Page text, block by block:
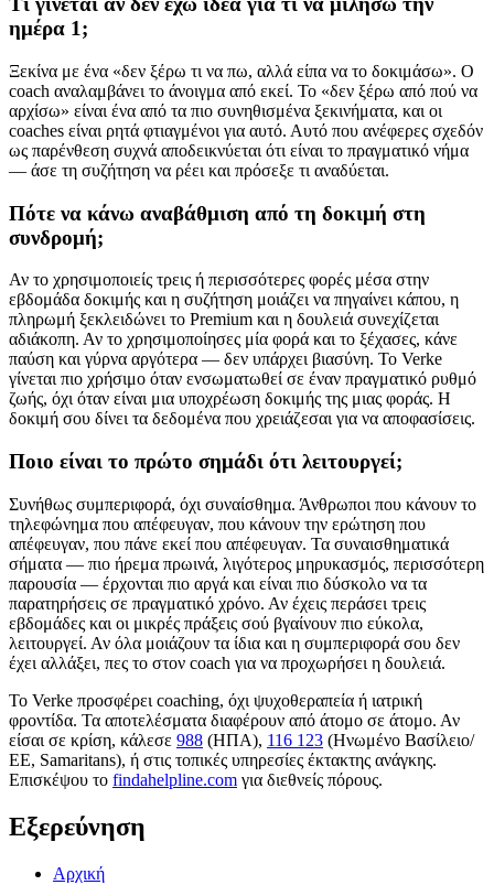
ημέρα 1;
Ξεκίνα με ένα «δεν ξέρω τι να πω, αλλά είπα να το δοκιμάσω». Ο
coach αναλαμβάνει το άνοιγμα από εκεί. Το «δεν ξέρω από πού να
αρχίσω» είναι ένα από τα πιο συνηθισμένα ξεκινήματα, και οι
coaches είναι ρητά φτιαγμένοι για αυτό. Αυτό που ανέφερες σχεδόν
ως παρένθεση συχνά αποδεικνύεται ότι είναι το πραγματικό νήμα
— άσε τη συζήτηση να ρέει και πρόσεξε τι αναδύεται.
Πότε να κάνω αναβάθμιση από τη δοκιμή στη
συνδρομή;
Αν το χρησιμοποιείς τρεις ή περισσότερες φορές μέσα στην
εβδομάδα δοκιμής και η συζήτηση μοιάζει να πηγαίνει κάπου, η
πληρωμή ξεκλειδώνει το Premium και η δουλειά συνεχίζεται
αδιάκοπη. Αν το χρησιμοποίησες μία φορά και το ξέχασες, κάνε
παύση και γύρνα αργότερα — δεν υπάρχει βιασύνη. Το Verke
γίνεται πιο χρήσιμο όταν ενσωματωθεί σε έναν πραγματικό ρυθμό
ζωής, όχι όταν είναι μια υποχρέωση δοκιμής της μιας φοράς. Η
δοκιμή σου δίνει τα δεδομένα που χρειάζεσαι για να αποφασίσεις.
Ποιο είναι το πρώτο σημάδι ότι λειτουργεί;
Συνήθως συμπεριφορά, όχι συναίσθημα. Άνθρωποι που κάνουν το
τηλεφώνημα που απέφευγαν, που κάνουν την ερώτηση που
απέφευγαν, που πάνε εκεί που απέφευγαν. Τα συναισθηματικά
σήματα — πιο ήρεμα πρωινά, λιγότερος μηρυκασμός, περισσότερη
παρουσία — έρχονται πιο αργά και είναι πιο δύσκολο να τα
παρατηρήσεις σε πραγματικό χρόνο. Αν έχεις περάσει τρεις
εβδομάδες και οι μικρές πράξεις σού βγαίνουν πιο εύκολα,
λειτουργεί. Αν όλα μοιάζουν τα ίδια και η συμπεριφορά σου δεν
έχει αλλάξει, πες το στον coach για να προχωρήσει η δουλειά.
Το Verke προσφέρει coaching, όχι ψυχοθεραπεία ή ιατρική
φροντίδα. Τα αποτελέσματα διαφέρουν από άτομο σε άτομο. Αν
είσαι σε κρίση, κάλεσε 988 (ΗΠΑ), 116 123 (Ηνωμένο Βασίλειο/
ΕΕ, Samaritans), ή στις τοπικές υπηρεσίες έκτακτης ανάγκης.
Επισκέψου το findahelpline.com για διεθνείς πόρους.
Εξερεύνηση
Αρχική